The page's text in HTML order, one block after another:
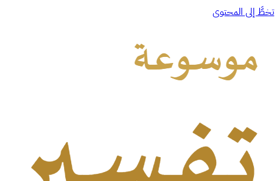
تخطَّ إلى المحتوى